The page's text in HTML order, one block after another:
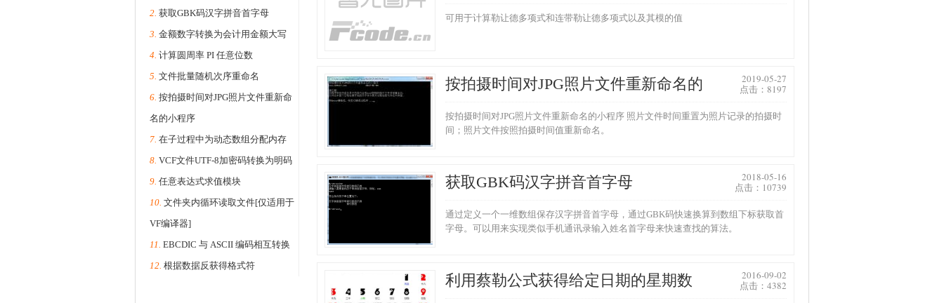
2. 获取GBK码汉字拼音首字母
3. 金额数字转换为会计用金额大写
4. 计算圆周率 PI 任意位数
5. 文件批量随机次序重命名
6. 按拍摄时间对JPG照片文件重新命
名的小程序
7. 在子过程中为动态数组分配内存
8. VCF文件UTF-8加密码转换为明码
9. 任意表达式求值模块
10. 文件夹内循环读取文件[仅适用于
VF编译器]
11. EBCDIC 与 ASCII 编码相互转换
12. 根据数据反获得格式符
可用于计算勒让德多项式和连带勒让德多项式以及其模的值
按拍摄时间对JPG照片文件重新命名的
2019-05-27
点击：8197
按拍摄时间对JPG照片文件重新命名的小程序 照片文件时间重置为照片记录的拍摄时
间；照片文件按照拍摄时间值重新命名。
获取GBK码汉字拼音首字母
2018-05-16
点击：10739
通过定义一个一维数组保存汉字拼音首字母，通过GBK码快速换算到数组下标获取首
字母。可以用来实现类似手机通讯录输入姓名首字母来快速查找的算法。
利用蔡勒公式获得给定日期的星期数
2016-09-02
点击：4382